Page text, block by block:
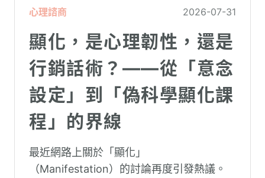
心理諮商 2026-07-31
顯化，是心理韌性，還是
行銷話術？——從「意念
設定」到「偽科學顯化課
程」的界線
最近網路上關於「顯化」
（Manifestation）的討論再度引發熱議。